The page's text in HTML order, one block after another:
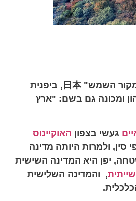
השמש"日本 , ביפנית
ומכונה גם בשם: "ארץ
געשי בצפון האוקיינוס
סין, ולמרות היותה מדינה
יפן היא המדינה השישית
, והמדינה השלישית